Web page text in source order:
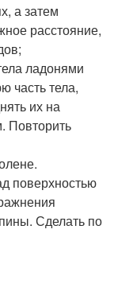
а затем
расстояние,
ладонями
часть тела,
их на
Повторить
поверхностью
Сделать по